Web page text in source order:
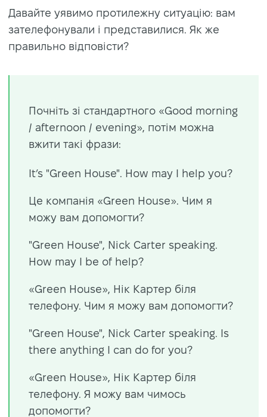
Давайте уявимо протилежну ситуацію: вам
зателефонували і представилися. Як же
правильно відповісти?
Почніть зі стандартного «Good morning
/ afternoon / evening», потім можна
вжити такі фрази:
It’s "Green House". How may I help you?
Це компанія «Green House». Чим я
можу вам допомогти?
"Green House", Nick Carter speaking.
How may I be of help?
«Green House», Нік Картер біля
телефону. Чим я можу вам допомогти?
"Green House", Nick Carter speaking. Is
there anything I can do for you?
«Green House», Нік Картер біля
телефону. Я можу вам чимось
допомогти?